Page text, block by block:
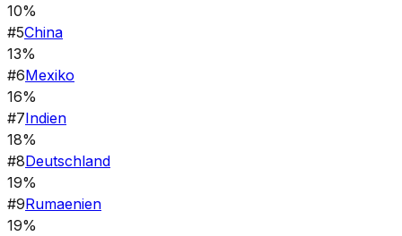
10%
#5China
13%
#6Mexiko
16%
#7Indien
18%
#8Deutschland
19%
#9Rumaenien
19%